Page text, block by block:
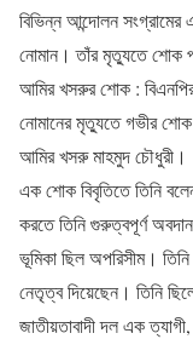
বিভিন্ন আন্দোলন
নোমান। তাঁর মৃত্যুতে শোক
আমির খসরুর শোক :
নোমানের মৃত্যুতে গভীর শোক
আমির খসরু মাহমুদ চৌধুরী।
এক শোক বিবৃতিতে তিনি
করতে তিনি গুরুত্বপূর্ণ
ভূমিকা ছিল অপরিসীম। তিনি
নেতৃত্ব দিয়েছেন। তিনি
জাতীয়তাবাদী দল এক ত্যাগী,